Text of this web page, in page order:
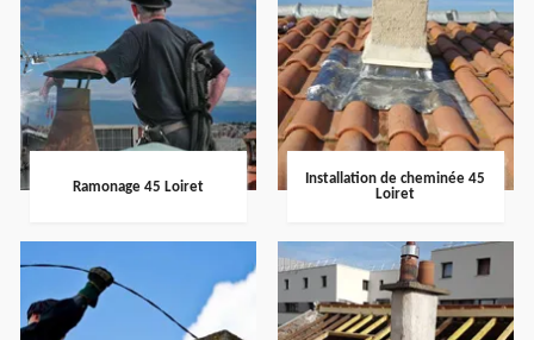
Ramonage 45 Loiret
Installation de cheminée 45
Loiret